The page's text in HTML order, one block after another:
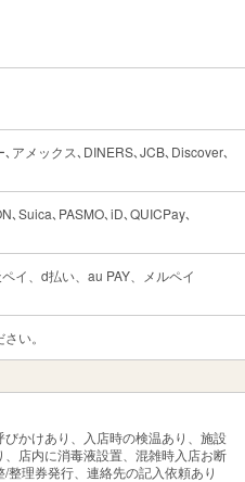
アメックス､DINERS､JCB､Discover､
､Suica､PASMO､iD､QUICPay､
イ、d払い、au PAY、メルペイ
い。
かけあり、入店時の検温あり、施設
店内に消毒液設置、混雑時入店お断
整理券発行、連絡先の記入依頼あり